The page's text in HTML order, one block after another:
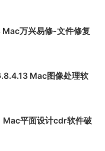
万兴易修-文件修复
Mac图像处理软
平面设计cdr软件破